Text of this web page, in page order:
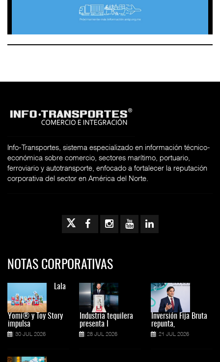
Info-Transportes, sistema especializado en información técnico-
económica sobre comercio, sectores marítimo, portuario,
ferroviario y autotransporte, enfocado a fortalecer la reputación
corporativa del sector en América del Norte.
NOTAS CORPORATIVAS
Lala
Yomi® y Toy Story
impulsa
30 JUL 2026
Industria tequilera
presenta l
28 JUL 2026
Inversión Fija Bruta
repunta,
21 JUL 2026